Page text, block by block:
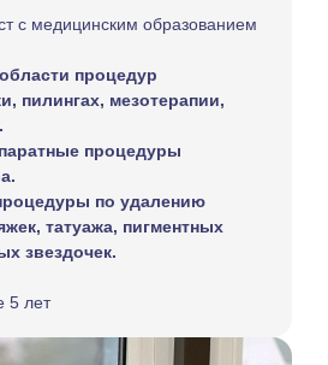
с медицинским образованием
процедур
пилингах, мезотерапии,
процедуры
по удалению
татуажа, пигментных
звездочек.
5 лет